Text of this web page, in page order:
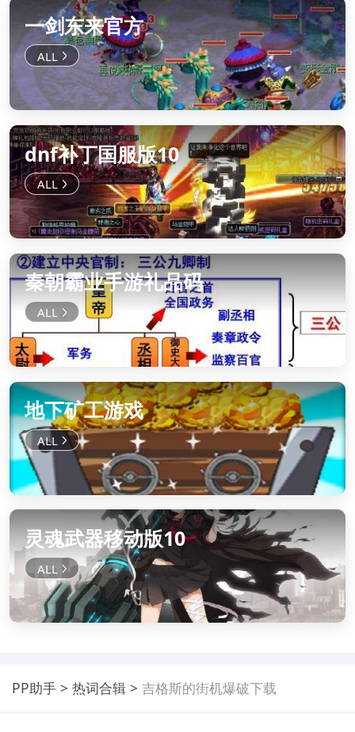
一剑东来官方
dnf补丁国服版10
秦朝霸业手游礼品码
地下矿工游戏
灵魂武器移动版10
PP助手 热词合辑 吉格斯的街机爆破下载